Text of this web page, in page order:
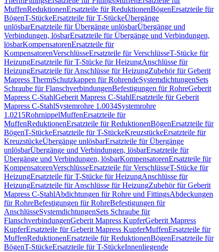
MuffenReduktionenErsatzteile für ReduktionenBögenErsatzteile für
BögenT-StückeErsatzteile für T-StückeÜbergänge
unlösbarErsatzteile für Übergänge unlösbarÜbergänge und
Verbindungen, lösbarErsatzteile für Übergänge und Verbindungen,
lösbarKompensatorenErsatzteile für
KompensatorenVerschlüsseErsatzteile für VerschlüsseT-Stücke für
HeizungErsatzteile für T-Stücke für HeizungAnschlüsse für
HeizungErsatzteile für Anschlüsse für HeizungZubehör für Geberit
Mapress ThermSchutzkappen für RohrendeSystemdichtungenSets
Schraube für FlanschverbindungenBefestigungen für RohreGeberit
Mapress C-StahlGeberit Mapress C-StahlErsatzteile für Geberit
Mapress C-StahlSystemrohre 1.0034Systemrohre
1.0215RohrnippelMuffenErsatzteile für
MuffenReduktionenErsatzteile für ReduktionenBögenErsatzteile für
BögenT-StückeErsatzteile für T-StückeKreuzstückeErsatzteile für
KreuzstückeÜbergänge unlösbarErsatzteile für Übergänge
unlösbarÜbergänge und Verbindungen, lösbarErsatzteile für
Übergänge und Verbindungen, lösbarKompensatorenErsatzteile für
KompensatorenVerschlüsseErsatzteile für VerschlüsseT-Stücke für
HeizungErsatzteile für T-Stücke für HeizungAnschlüsse für
HeizungErsatzteile für Anschlüsse für HeizungZubehör für Geberit
Mapress C-StahlAbdichtungen für Rohre und FittingsAbdeckungen
für RohreBefestigungen für RohreBefestigungen für
AnschlüsseSystemdichtungenSets Schraube für
FlanschverbindungenGeberit Mapress KupferGeberit Mapress
KupferErsatzteile für Geberit Mapress KupferMuffenErsatzteile für
MuffenReduktionenErsatzteile für ReduktionenBögenErsatzteile für
BögenT-StückeErsatzteile für T-StückeInnenliegende